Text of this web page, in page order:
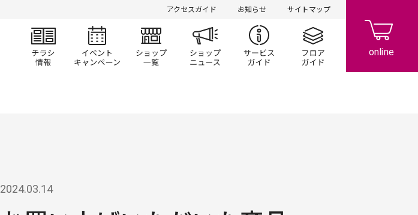
アクセスガイド お知らせ サイトマップ
チラシ情報 イベント/キャンペーン
ショップ一覧 ショップニュースサービスガイドフロアガイド
2024.03.14